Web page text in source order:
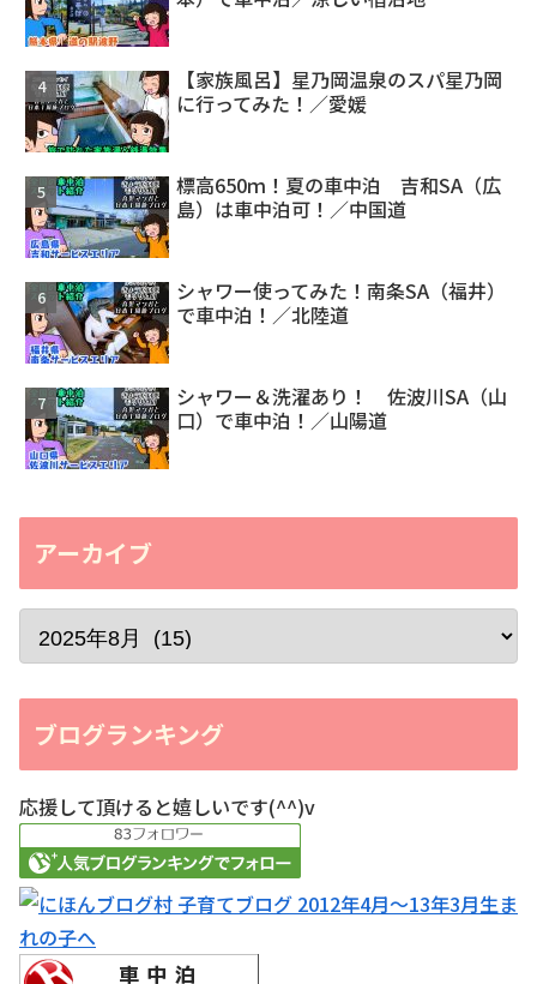
【家族風呂】星乃岡温泉のスパ星乃岡
に行ってみた！／愛媛
標高650ｍ！夏の車中泊 吉和SA（広
島）は車中泊可！／中国道
シャワー使ってみた！南条SA（福井）
で車中泊！／北陸道
シャワー＆洗濯あり！ 佐波川SA（山
口）で車中泊！／山陽道
アーカイブ
ブログランキング
応援して頂けると嬉しいです(^^)v